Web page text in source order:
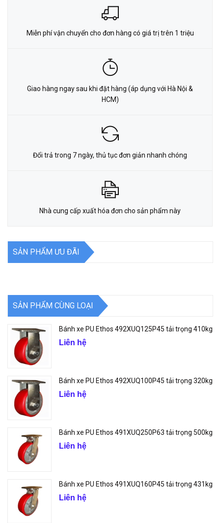
Miễn phí vận chuyển cho đơn hàng có giá trị trên 1 triệu
Giao hàng ngay sau khi đặt hàng (áp dụng với Hà Nội &
HCM)
Đổi trả trong 7 ngày, thủ tục đơn giản nhanh chóng
Nhà cung cấp xuất hóa đơn cho sản phẩm này
SẢN PHẨM ƯU ĐÃI
SẢN PHẨM CÙNG LOẠI
Bánh xe PU Ethos 492XUQ125P45 tải trọng 410kg
Liên hệ
Bánh xe PU Ethos 492XUQ100P45 tải trọng 320kg
Liên hệ
Bánh xe PU Ethos 491XUQ250P63 tải trọng 500kg
Liên hệ
Bánh xe PU Ethos 491XUQ160P45 tải trọng 431kg
Liên hệ